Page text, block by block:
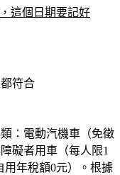
這個日期要記好
符合
：電動汽機車（免徵
礙者用車（每人限1
用年稅額0元）。根據